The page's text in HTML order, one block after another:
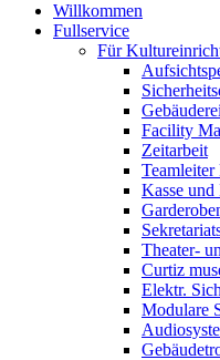
Willkommen
Fullservice
Für
Facility
Zeitarbeit
Kasse
Theater-
Curtiz
Elektr.
Modulare